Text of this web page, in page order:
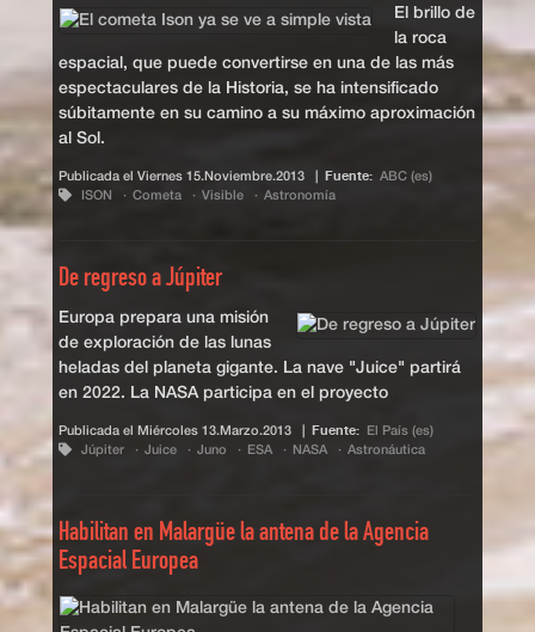
El brillo de
la roca
espacial, que puede convertirse en una de las más
espectaculares de la Historia, se ha intensificado
súbitamente en su camino a su máximo aproximación
al Sol.
Publicada el Viernes 15.Noviembre.2013 Fuente: ABC (es)
ISON
Cometa Visible Astronomía
De regreso a Júpiter
Europa prepara una misión
de exploración de las lunas
heladas del planeta gigante. La nave "Juice" partirá
en 2022. La NASA participa en el proyecto
Publicada el Miércoles 13.Marzo.2013 Fuente:
El País (es)
Júpiter
Juice Juno ESA NASA Astronáutica
Habilitan en Malargüe la antena de la Agencia
Espacial Europea